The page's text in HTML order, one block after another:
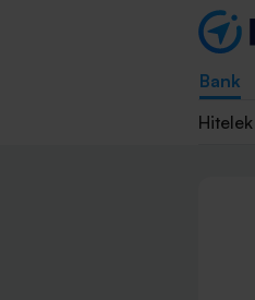
Bank
Hitelek